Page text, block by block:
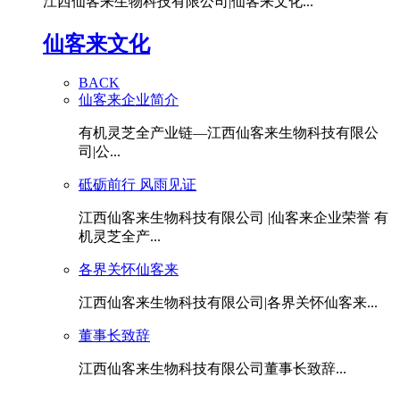
仙客来文化
BACK
仙客来企业简介
有机灵芝全产业链—江西仙客来生物科技有限公
司|公...
砥砺前行 风雨见证
江西仙客来生物科技有限公司 |仙客来企业荣誉 有
机灵芝全产...
各界关怀仙客来
江西仙客来生物科技有限公司|各界关怀仙客来...
董事长致辞
江西仙客来生物科技有限公司董事长致辞...